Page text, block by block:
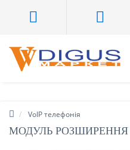
VoIP телефонія
МОДУЛЬ РОЗШИРЕННЯ